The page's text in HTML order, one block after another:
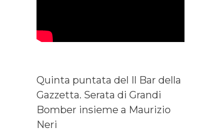
Quinta puntata del Il Bar della
Gazzetta. Serata di Grandi
Bomber insieme a Maurizio
Neri